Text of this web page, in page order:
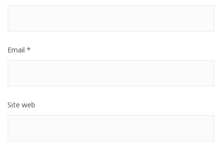
Email *
Site web